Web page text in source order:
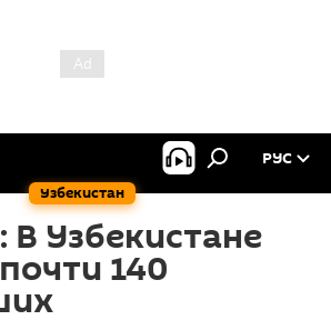
Узбекистан
РУС
В Узбекистане
140